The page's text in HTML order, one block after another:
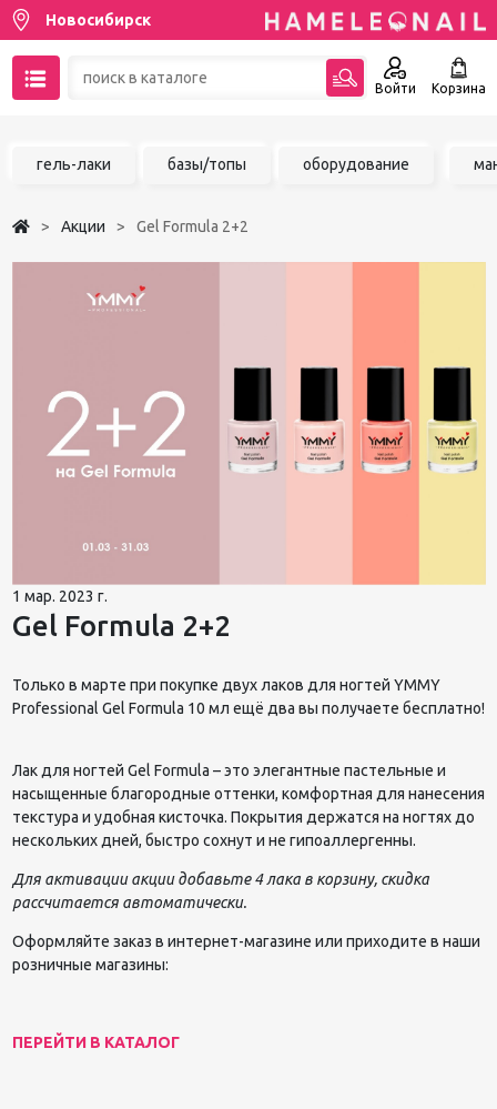
Новосибирск
Войти Корзина
гель-лаки базы/топы оборудование
Акции Gel Formula 2+2
1 мар. 2023 г.
Gel Formula 2+2
Только в марте при покупке двух лаков для ногтей YMMY
Professional Gel Formula 10 мл ещё два вы получаете бесплатно!
Лак для ногтей Gel Formula – это элегантные пастельные и
насыщенные благородные оттенки, комфортная для нанесения
текстура и удобная кисточка. Покрытия держатся на ногтях до
нескольких дней, быстро сохнут и не гипоаллергенны.
Для активации акции добавьте 4 лака в корзину, скидка
рассчитается автоматически.
Оформляйте заказ в интернет-магазине или приходите в наши
розничные магазины:
ПЕРЕЙТИ В КАТАЛОГ